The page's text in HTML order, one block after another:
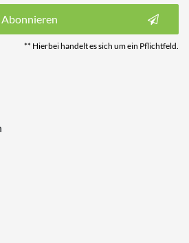
Abonnieren
** Hierbei handelt es sich um ein Pflichtfeld.